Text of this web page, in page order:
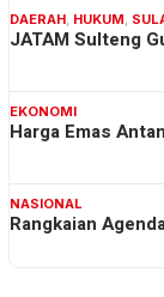
DAERAH HUKUM
JATAM Sulteng
EKONOMI
Harga Emas
NASIONAL
Rangkaian